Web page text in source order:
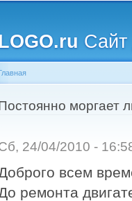
Сайт
здесь моргает
24/04/2010 -
всем
ремонта